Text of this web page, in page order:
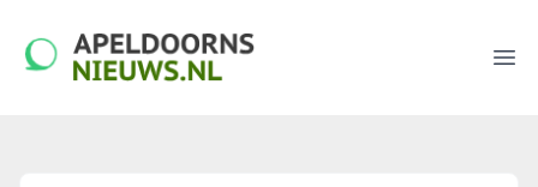
apeldoornsnieuws.nl